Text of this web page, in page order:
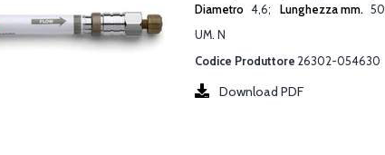
Diametro 4,6 Lunghezza mm. 50
UM. N
Download PDF
Codice Produttore 26302-054630